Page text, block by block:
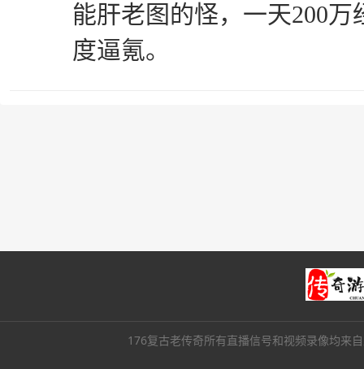
能肝老图的怪，一天200
度逼氪。
176复古老传奇所有直播信号和视频录像均来